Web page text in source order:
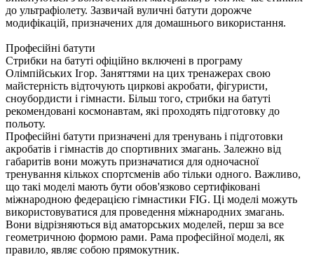
до ультрафіолету. Зазвичай вуличні батути дорожче
модифікацій, призначених для домашнього використання.
Професійні батути
Стрибки на батуті офіційно включені в програму
Олімпійських Ігор. Заняттями на цих тренажерах свою
майстерність відточують циркові акробати, фігуристи,
сноубордисти і гімнасти. Більш того, стрибки на батуті
рекомендовані космонавтам, які проходять підготовку до
польоту.
Професійні батути призначені для тренувань і підготовки
акробатів і гімнастів до спортивних змагань. Залежно від
габаритів вони можуть призначатися для одночасної
тренування кількох спортсменів або тільки одного. Важливо,
що такі моделі мають бути обов'язково сертифіковані
міжнародною федерацією гімнастики FIG. Ці моделі можуть
використовуватися для проведення міжнародних змагань.
Вони відрізняються від аматорських моделей, перш за все
геометричною формою рами. Рама професійної моделі, як
правило, являє собою прямокутник.